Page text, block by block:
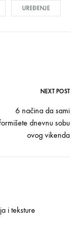
UREĐENJE
NEXT POST
6 načina da sami
dnevnu sobu
ovog vikenda
i teksture